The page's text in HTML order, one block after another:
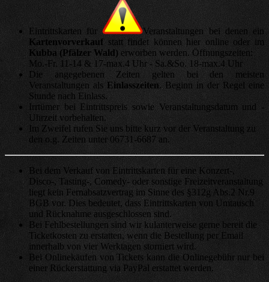
Eintrittskarten für
Veranstaltungen bei denen ein
Kartenvorverkaufstatt findet können hier online oder im
Kubba (Pfälzer Wald) erworben werden. Öffnungszeiten:
Mo.-Fr. 11-14 & 17-max.4 Uhr - Sa.&So. 18-max.4 Uhr
Die angegebenen Zeiten gelten bei den meisten
Veranstaltungen als Einlasszeiten. Beginn in der Regel eine
Stunde nach Einlass.
Irrtümer bei Eintrittspreis sowie Veranstaltungsdatum und -
Uhrzeit vorbehalten.
Im Zweifel rufen Sie uns bitte kurz vor der Veranstaltung zu
den o.g. Zeiten unter 06731-6687 an.
Bei dem Verkauf von Eintrittskarten für eine Konzert-,
Disco-, Tasting-, Comedy- oder sonstige Freizeitveranstaltung
liegt kein Fernabsatzvertrag im Sinne des §312g Abs.2 Nr.9
BGB vor. Dies bedeutet, dass Eintrittskarten von Umtausch
und Rücknahme ausgeschlossen sind.
Bei Fehlbestellungen sind wir kulanterweise gerne bereit die
Ticketkosten zu erstatten, wenn die Bestellung per Email
innerhalb von vier Werktagen storniert wird.
Bei Onlinekäufen von Tickets kann die Onlinegebühr nur bei
einer Rückerstattung via PayPal erstattet werden.